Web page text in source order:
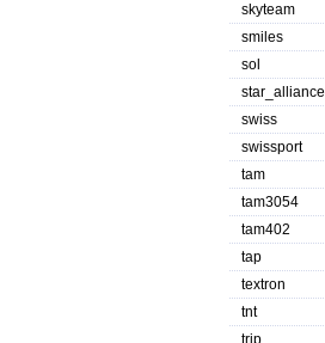
skyteam
smiles
sol
star_alliance
swiss
swissport
tam
tam3054
tam402
tap
textron
tnt
trip